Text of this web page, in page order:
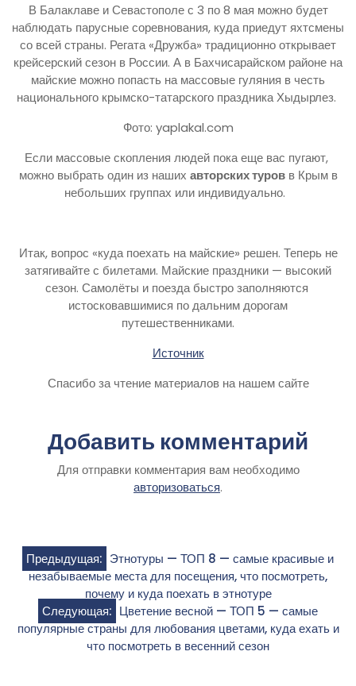
В Балаклаве и Севастополе с 3 по 8 мая можно будет
наблюдать парусные соревнования, куда приедут яхтсмены
со всей страны. Регата «Дружба» традиционно открывает
крейсерский сезон в России. А в Бахчисарайском районе на
майские можно попасть на массовые гуляния в честь
национального крымско-татарского праздника Хыдырлез.
Фото: yaplakal.com
Если массовые скопления людей пока еще вас пугают,
можно выбрать один из наших авторских туровв Крым в
небольших группах или индивидуально.
Итак, вопрос «куда поехать на майские» решен. Теперь не
затягивайте с билетами. Майские праздники — высокий
сезон. Самолёты и поезда быстро заполняются
истосковавшимися по дальним дорогам
путешественниками.
Источник
Спасибо за чтение материалов на нашем сайте
Добавить комментарий
Для отправки комментария вам необходимо
авторизоваться.
Навигация
по
записям
Предыдущая: Этнотуры — ТОП 8 — самые красивые и
незабываемые места для посещения, что посмотреть,
почему и куда поехать в этнотуре
Следующая: Цветение весной — ТОП 5 — самые
популярные страны для любования цветами, куда ехать и
что посмотреть в весенний сезон